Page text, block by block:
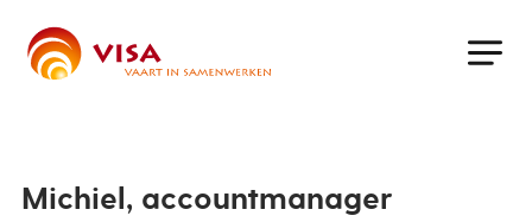
main
Michiel, accountmanager